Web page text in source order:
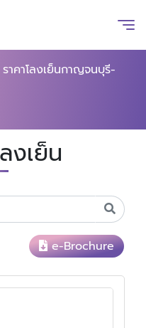
ราคาโลงเย็นกาญจนบุรี-
งเย็น
e-Brochure